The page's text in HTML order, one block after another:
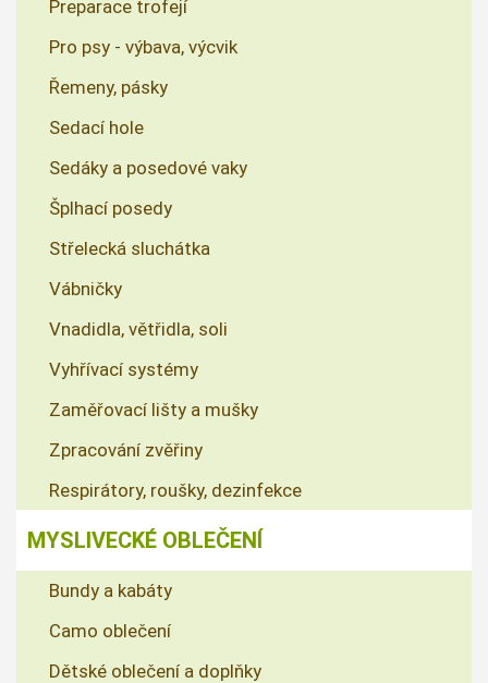
Preparace trofejí
Pro psy - výbava, výcvik
Řemeny, pásky
Sedací hole
Sedáky a posedové vaky
Šplhací posedy
Střelecká sluchátka
Vábničky
Vnadidla, větřidla, soli
Vyhřívací systémy
Zaměřovací lišty a mušky
Zpracování zvěřiny
Respirátory, roušky, dezinfekce
MYSLIVECKÉ OBLEČENÍ
Bundy a kabáty
Camo oblečení
Dětské oblečení a doplňky